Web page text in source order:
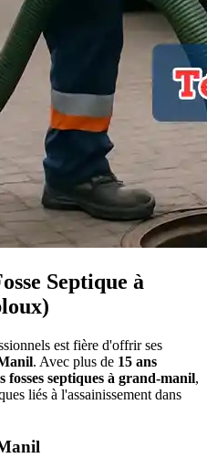
Septique à
est fière d'offrir ses
. Avec plus de 15 ans
fosses septiques à grand-manil,
liés à l'assainissement dans